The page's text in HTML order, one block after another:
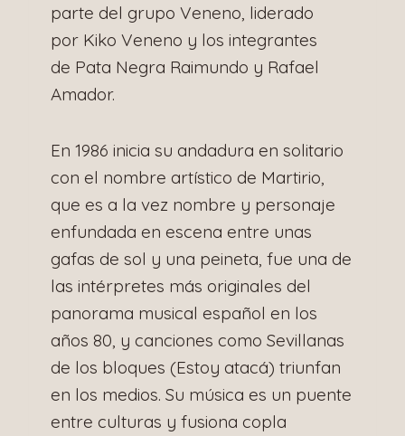
parte del grupo Veneno, liderado
por Kiko Veneno y los integrantes
de Pata Negra Raimundo y Rafael
Amador.
En 1986 inicia su andadura en solitario
con el nombre artístico de Martirio,
que es a la vez nombre y personaje
enfundada en escena entre unas
gafas de sol y una peineta, fue una de
las intérpretes más originales del
panorama musical español en los
años 80, y canciones como Sevillanas
de los bloques (Estoy atacá) triunfan
en los medios. Su música es un puente
entre culturas y fusiona copla